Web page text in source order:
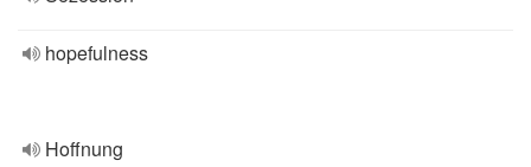
hopefulness
Hoffnung